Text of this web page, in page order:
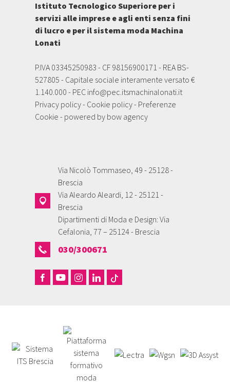
Istituto Tecnologico Superiore per i
servizi alle imprese e agli enti senza fini
di lucro e per il sistema moda Machina
Lonati
P.IVA 03345250983 - CF 98156900171 - REA BS-
527805 - Capitale sociale interamente versato €
1.140.000 - PEC info@pec.itsmachinalonati.it
Privacy policy- Cookie policy- Preferenze
Cookie - powered by bow agency
Via Nicolò Tommaseo, 49 - 25128 -
Brescia
Via Aleardo Aleardi, 12 - 25121 -
Brescia
Dipartimenti di Moda e Design: Via
Cefalonia, 77 – 25124 - Brescia
030/300671